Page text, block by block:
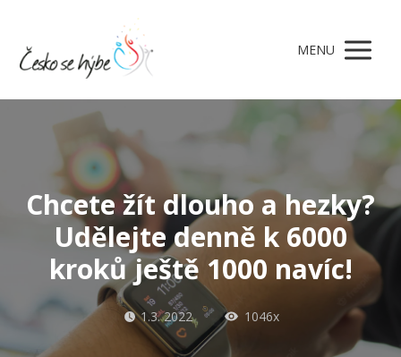
MENU
Chcete žít dlouho a hezky?
Udělejte denně k 6000
kroků ještě 1000 navíc!
1.3. 2022 1046x